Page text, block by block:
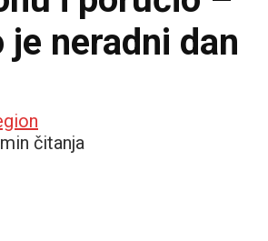
je neradni dan
čitanja